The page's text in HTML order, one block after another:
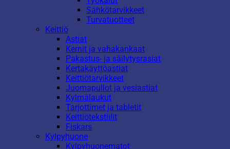
Sähkötarvikkeet
Turvatuotteet
Keittiö
Astiat
Kernit ja vahakankaat
Pakastus- ja säilytysrasiat
Kertakäyttöastiat
Keittiötarvikkeet
Juomapullot ja vesiastiat
Kylmälaukut
Tarjottimet ja tabletit
Keittiötekstiilit
Fiskars
Kylpyhuone
Kylpyhuonematot